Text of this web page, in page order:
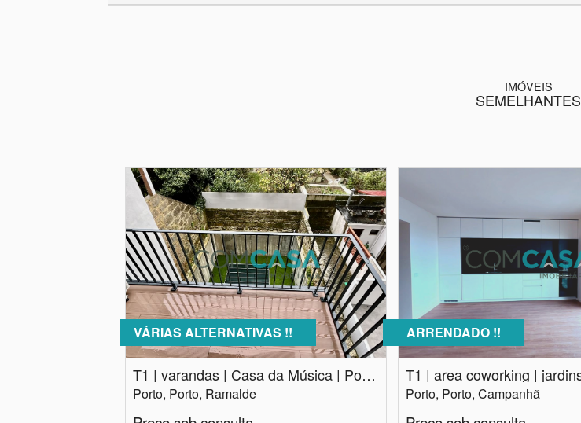
IMÓVEIS
SEMELHANTES
VÁRIAS ALTERNATIVAS !!
T1 | varandas | Casa da Música | Porto
Porto, Porto, Ramalde
ARRENDADO !!
Porto, Porto, Campanhã